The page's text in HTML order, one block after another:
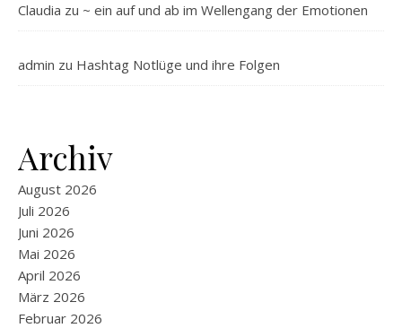
Claudia zu ~ ein auf und ab im Wellengang der Emotionen
admin zu Hashtag Notlüge und ihre Folgen
Archiv
August 2026
Juli 2026
Juni 2026
Mai 2026
April 2026
März 2026
Februar 2026